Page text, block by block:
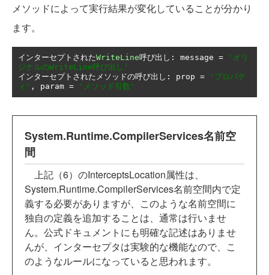
メソッドによって実行結果が変化していることが分かり
ます。
インターセプトされたWriteLine呼び出し: message =
'オリ
ジナルのWriteLine呼び出し'
インターセプトされたメソッドの呼び出し:
prop =
'プロパテ
ィ' , param = 'メソッド引数'
System.Runtime.CompilerServices名前空
間
上記（6）のInterceptsLocation属性は、
System.Runtime.CompilerServices名前空間内で定
義する必要がありますが、このような名前空間に
独自の定義を追加することは、通常は行いませ
ん。公式ドキュメントにも明確な記述はありませ
んが、インターセプタは実験的な機能なので、こ
のようなルールになっていると思われます。